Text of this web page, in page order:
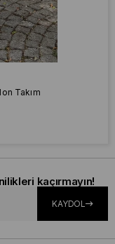
Takım
kaçırmayın!
KAYDOL